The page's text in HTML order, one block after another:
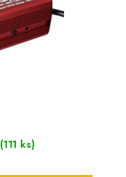
(111 ks)